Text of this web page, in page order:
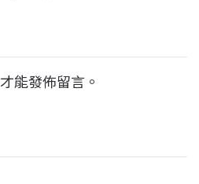
能發佈留言。